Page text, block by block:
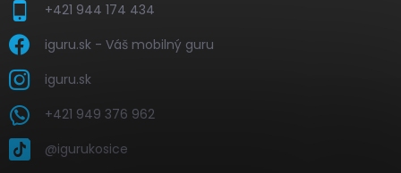
+421 944 174 434
iguru.sk - Váš mobilný guru
iguru.sk
+421 949 376 962
@igurukosice